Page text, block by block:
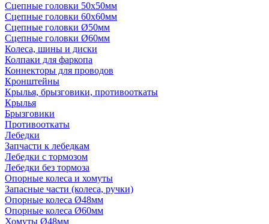
Сцепные головки 50x50мм
Сцепные головки 60x60мм
Сцепные головки Ø50мм
Сцепные головки Ø60мм
Колеса, шины и диски
Колпаки для фаркопа
Коннекторы для проводов
Кронштейны
Крылья, брызговики, противооткаты
Крылья
Брызговики
Противооткаты
Лебедки
Запчасти к лебедкам
Лебедки с тормозом
Лебедки без тормоза
Опорные колеса и хомуты
Запасные части (колеса, ручки)
Опорные колеса Ø48мм
Опорные колеса Ø60мм
Хомуты Ø48мм